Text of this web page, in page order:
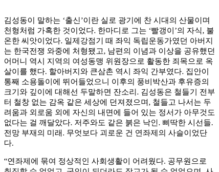
김성동이 말하는 ‘출신’이란 실로 광기에 찬 시대의 산물이며
천형처럼 가혹한 것이었다. 한마디로 그는 ‘빨갱이’의 자식, 불
온한 씨앗이었다. 일제강점기 때 좌익 독립운동가였던 아버지
는 한국전쟁 와중에 처형됐고, 남편의 이념과 이상을 공유했던
어머니 역시 지역의 여성동맹 위원장으로 활동한 죄목으로 옥
살이를 했다. 할아버지와 큰삼촌 역시 좌익 간부였다. 집안이
통째 소용돌이에 뛰어들었으니 이후의 풍비박산과 후유증의
크기와 깊이에 대해선 두말하면 잔소리. 김성동은 철들기 전부
터 철창 없는 감옥 같은 세상에 던져졌으며, 철들고 나서는 두
려움과 외로움 외에 자신의 내면에 들어 있는 정서가 아무것도
없다는 걸 깨달았다. 저주와도 같은 붉은 낙인. 삐딱한 시선들.
전망 부재의 미래. 무엇보다 괴로운 건 연좌제의 사슬이었단
다.
“연좌제에 묶여 정상적인 사회생활이 어려웠다. 공무원으로